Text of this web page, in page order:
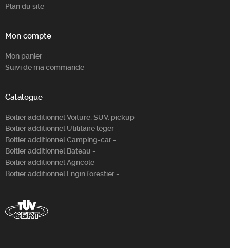
Plan du site
Mon compte
Mon panier
Suivi de ma commande
Catalogue
Boitier additionnel Voiture, SUV, pickup -
Boitier additionnel Utilitaire léger -
Boitier additionnel Camping-car -
Boitier additionnel Bateau -
Boitier additionnel Agricole -
Boitier additionnel Engin forestier -